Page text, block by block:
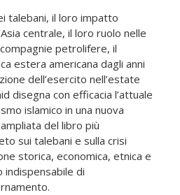
talebani, il loro impatto
centrale, il loro ruolo nelle
petrolifere, il
estera americana dagli anni
dell’esercito nell’estate
disegna con efficacia l’attuale
islamico in una nuova
del libro più
talebani e sulla crisi
storica, economica, etnica e